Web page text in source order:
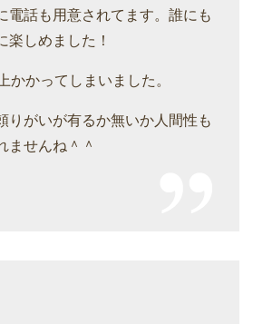
電話も用意されてます。誰にも
楽しめました！
かかってしまいました。
りがいが有るか無いか人間性も
ませんね＾＾